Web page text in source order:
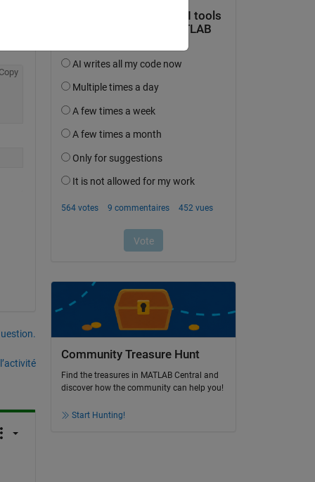
Community Treasure Hunt
Find the treasures in MATLAB Central and
discover how the community can help you!
Start Hunting!